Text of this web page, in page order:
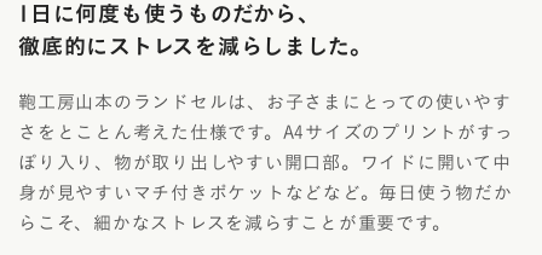
1日に何度も使うものだから、
徹底的にストレスを減らしました。
鞄工房山本のランドセルは、お子さまにとっての使いやす
さをとことん考えた仕様です。A4サイズのプリントがすっ
ぽり入り、物が取り出しやすい開口部。ワイドに開いて中
身が見やすいマチ付きポケットなどなど。毎日使う物だか
らこそ、細かなストレスを減らすことが重要です。